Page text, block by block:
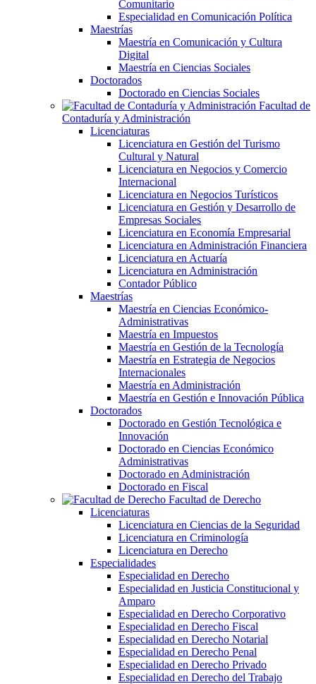
Comunitario
Especialidad en Comunicación Política
Maestrías
Maestría en Comunicación y Cultura
Digital
Maestría en Ciencias Sociales
Doctorados
Doctorado en Ciencias Sociales
Facultad de
Contaduría y Administración
Licenciaturas
Licenciatura en Gestión del Turismo
Cultural y Natural
Licenciatura en Negocios y Comercio
Internacional
Licenciatura en Negocios Turísticos
Licenciatura en Gestión y Desarrollo de
Empresas Sociales
Licenciatura en Economía Empresarial
Licenciatura en Administración Financiera
Licenciatura en Actuaría
Licenciatura en Administración
Contador Público
Maestrías
Maestría en Ciencias Económico-
Administrativas
Maestría en Impuestos
Maestría en Gestión de la Tecnología
Maestría en Estrategia de Negocios
Internacionales
Maestría en Administración
Maestría en Gestión e Innovación Pública
Doctorados
Doctorado en Gestión Tecnológica e
Innovación
Doctorado en Ciencias Económico
Administrativas
Doctorado en Administración
Doctorado en Fiscal
Facultad de Derecho
Licenciaturas
Licenciatura en Ciencias de la Seguridad
Licenciatura en Criminología
Licenciatura en Derecho
Especialidades
Especialidad en Derecho
Especialidad en Justicia Constitucional y
Amparo
Especialidad en Derecho Corporativo
Especialidad en Derecho Fiscal
Especialidad en Derecho Notarial
Especialidad en Derecho Penal
Especialidad en Derecho Privado
Especialidad en Derecho del Trabajo